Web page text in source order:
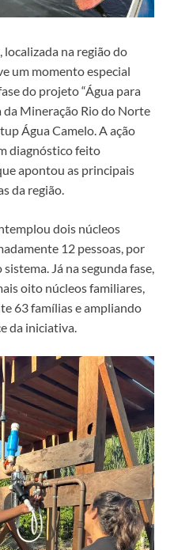
localizada na região do
um momento especial
do projeto “Água para
da Mineração Rio do Norte
Água Camelo. A ação
diagnóstico feito
apontou as principais
da região.
dois núcleos
12 pessoas, por
Já na segunda fase,
oito núcleos familiares,
63 famílias e ampliando
da iniciativa.